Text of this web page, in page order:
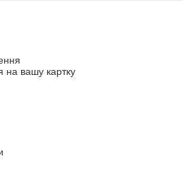
на вашу картку